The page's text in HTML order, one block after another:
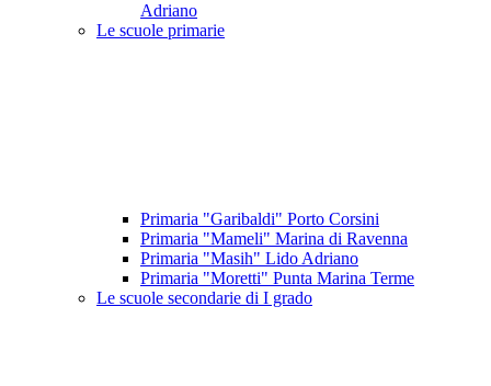
Adriano
Le scuole primarie
Primaria "Garibaldi" Porto Corsini
Primaria "Mameli" Marina di Ravenna
Primaria "Masih" Lido Adriano
Primaria "Moretti" Punta Marina Terme
Le scuole secondarie di I grado